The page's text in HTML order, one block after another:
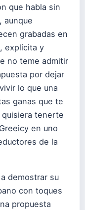
que habla sin
aunque
grabadas en
explícita y
no teme admitir
por dejar
lo que una
ganas que te
tenerte
en uno
de la
demostrar su
con toques
propuesta